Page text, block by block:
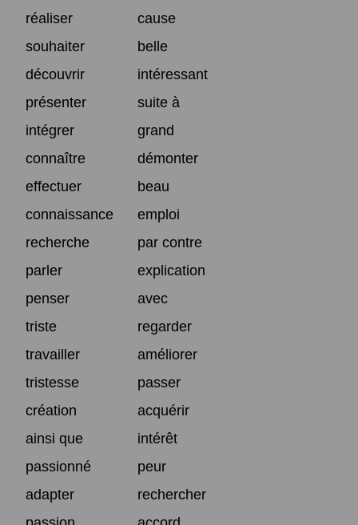
réaliser
cause
souhaiter
belle
découvrir
intéressant
présenter
suite à
intégrer
grand
connaître
démonter
effectuer
beau
connaissance
emploi
recherche
par contre
parler
explication
penser
avec
triste
regarder
travailler
améliorer
tristesse
passer
création
acquérir
ainsi que
intérêt
passionné
peur
adapter
rechercher